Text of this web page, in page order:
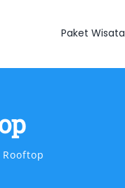
Paket Wisata